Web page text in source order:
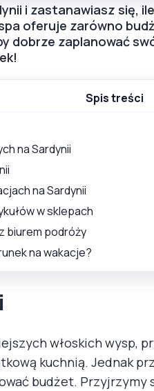
i zastanawiasz się,
oferuje zarówno
dobrze zaplanować
Spis treści
na Sardynii
na Sardynii
w sklepach
biurem podróży
na wakacje?
włoskich wysp,
kuchnią. Jednak
budżet. Przyjrzymy